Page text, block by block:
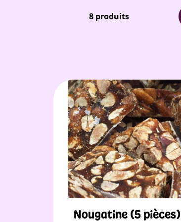
8 produits
Nougatine (5 pièces)